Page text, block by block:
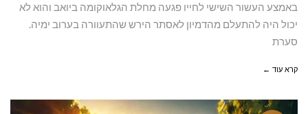
באמצע העשור השישי לחייו פגעה מחלת הגלאוקומה ביואב והוא לא
יכול היה להתעלם מהדמיון לאסתר הירש שהתעוורה בערוב ימיה.
סערת
קרא עוד ←